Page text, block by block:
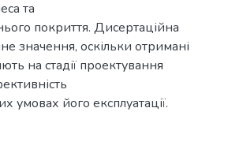
та
покриття. Дисертаційна
значення, оскільки отримані
на стадії проектування
умовах його експлуатації.